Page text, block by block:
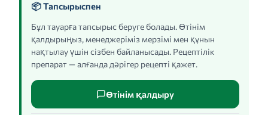
📦 Тапсырыспен
Бұл тауарға тапсырыс беруге болады. Өтінім
қалдырыңыз, менеджеріміз мерзімі мен құнын
нақтылау үшін сізбен байланысады. Рецептілік
препарат — алғанда дәрігер рецепті қажет.
Өтінім қалдыру